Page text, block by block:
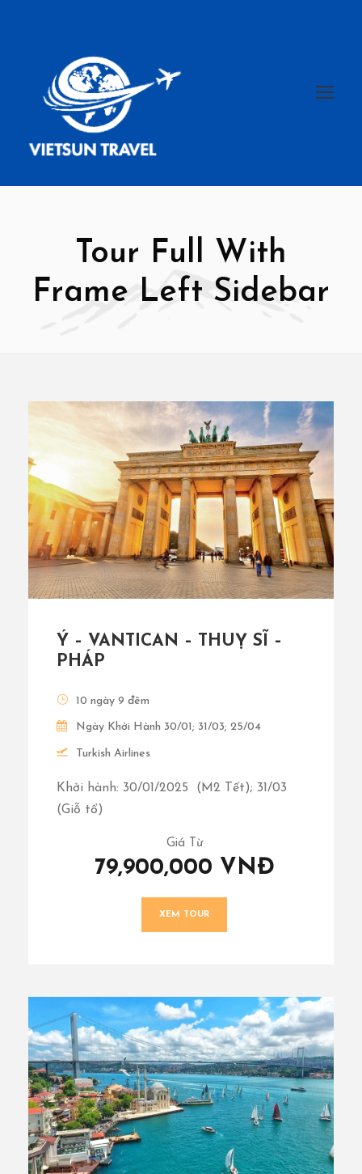
Tour Full With
Frame Left Sidebar
Ý – VANTICAN – THUỴ SĨ –
PHÁP
10 ngày 9 đêm
Ngày Khởi Hành 30/01; 31/03; 25/04
Turkish Airlines
Khởi hành: 30/01/2025 (M2 Tết); 31/03
(Giỗ tổ)
Giá Từ
79,900,000 VNĐ
XEM TOUR